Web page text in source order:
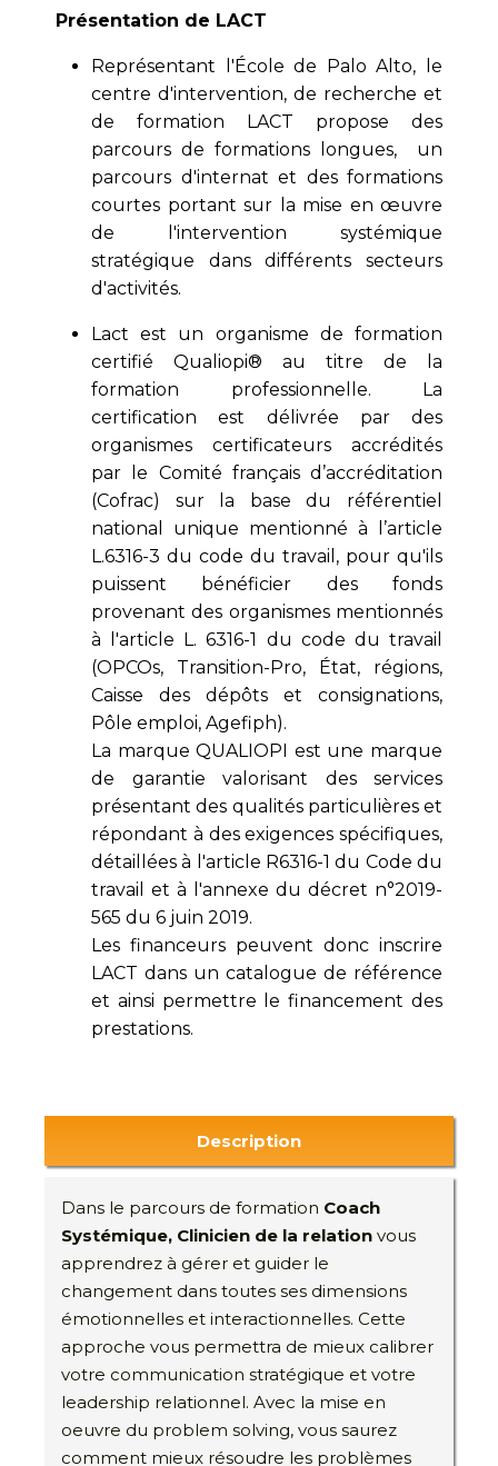
Présentation de LACT
Représentant l'École de Palo Alto, le
centre d'intervention, de recherche et
de formation LACT propose des
parcours de formations longues, un
parcours d'internat et des formations
courtes portant sur la mise en œuvre
de l'intervention systémique
stratégique dans différents secteurs
d'activités.
Lact est un organisme de formation
certifié Qualiopi® au titre de la
formation professionnelle. La
certification est délivrée par des
organismes certificateurs accrédités
par le Comité français d’accréditation
(Cofrac) sur la base du référentiel
national unique mentionné à l’article
L.6316-3 du code du travail, pour qu'ils
puissent bénéficier des fonds
provenant des organismes mentionnés
à l'article L. 6316-1 du code du travail
(OPCOs, Transition-Pro, État, régions,
Caisse des dépôts et consignations,
Pôle emploi, Agefiph).
La marque QUALIOPI est une marque
de garantie valorisant des services
présentant des qualités particulières et
répondant à des exigences spécifiques,
détaillées à l'article R6316-1 du Code du
travail et à l'annexe du décret n°2019-
565 du 6 juin 2019.
Les financeurs peuvent donc inscrire
LACT dans un catalogue de référence
et ainsi permettre le financement des
prestations.
Description
Dans le parcours de formation Coach
Systémique, Clinicien de la relation vous
apprendrez à gérer et guider le
changement dans toutes ses dimensions
émotionnelles et interactionnelles. Cette
approche vous permettra de mieux calibrer
votre communication stratégique et votre
leadership relationnel. Avec la mise en
oeuvre du problem solving, vous saurez
comment mieux résoudre les problèmes